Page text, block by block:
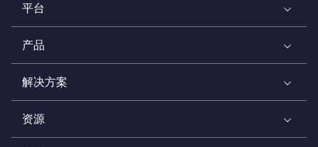
平台
产品
解决方案
资源